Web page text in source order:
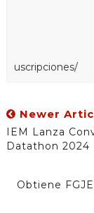
uscripciones/
Newer
IEM Lanza
Datathon 2024
Obtiene